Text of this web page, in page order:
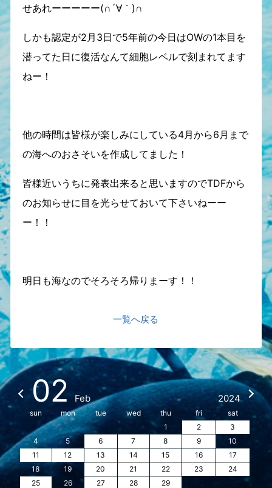
せあれーーーーー(∩´∀｀)∩
しかも認定が2月3日で5年前の今日はOWの1本目を
潜ってた日に復活なんて細胞レベルで刻まれてます
ねー！
他の時間は皆様が楽しみにしている4月から6月まで
の海へのおさそいを作成してました！
皆様近いうちに発表出来ると思いますのでTDFから
のお知らせに目を光らせておいて下さいねーー
ー！！
明日も海なのでそろそろ帰りまーす！！
一覧へ戻る
02 Feb 2024
sun mon tue wed thu fri
sat
1
2
3
4
5 6 7 8 9
10
11
12 13 14 15 16
17
18
19 20 21 22 23
24
25
26 27 28 29